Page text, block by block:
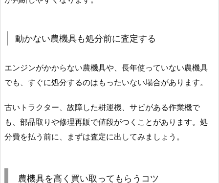
動かない農機具も処分前に査定する
エンジンがかからない農機具や、長年使っていない農機具
でも、すぐに処分するのはもったいない場合があります。
古いトラクター、故障した耕運機、サビがある作業機で
も、部品取りや修理再販で値段がつくことがあります。処
分費を払う前に、まずは査定に出してみましょう。
農機具を高く買い取ってもらうコツ